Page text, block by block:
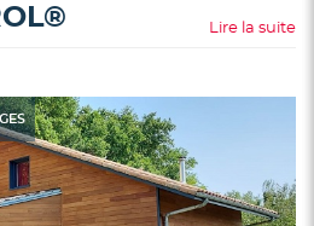
elle a passé l'hiver dehors. En
les
Lire la suite